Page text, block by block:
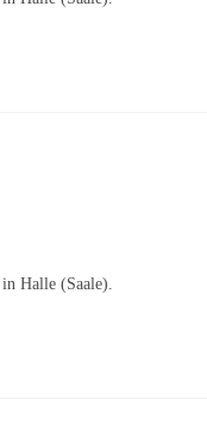
Halle (Saale).